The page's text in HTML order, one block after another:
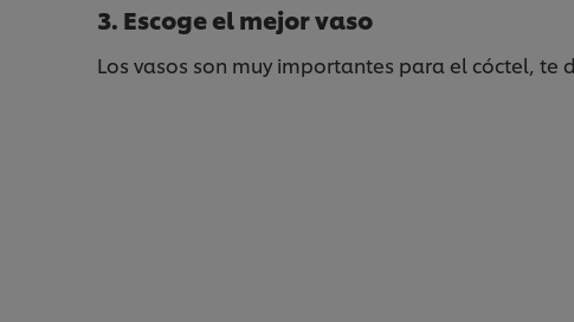
3. Escoge el mejor vaso
Los vasos son muy importantes para el cóctel,